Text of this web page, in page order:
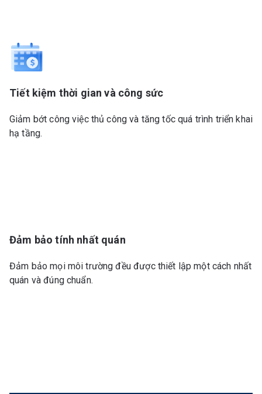
Tiết kiệm thời gian và công sức
Giảm bớt công việc thủ công và tăng tốc quá trình triển khai
hạ tầng.
Đảm bảo tính nhất quán
Đảm bảo mọi môi trường đều được thiết lập một cách nhất
quán và đúng chuẩn.